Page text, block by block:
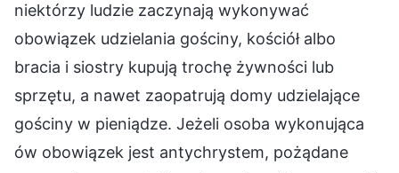
niektórzy ludzie zaczynają wykonywać
obowiązek udzielania gościny, kościół albo
bracia i siostry kupują trochę żywności lub
sprzętu, a nawet zaopatrują domy udzielające
gościny w pieniądze. Jeżeli osoba wykonująca
ów obowiązek jest antychrystem, pożądane